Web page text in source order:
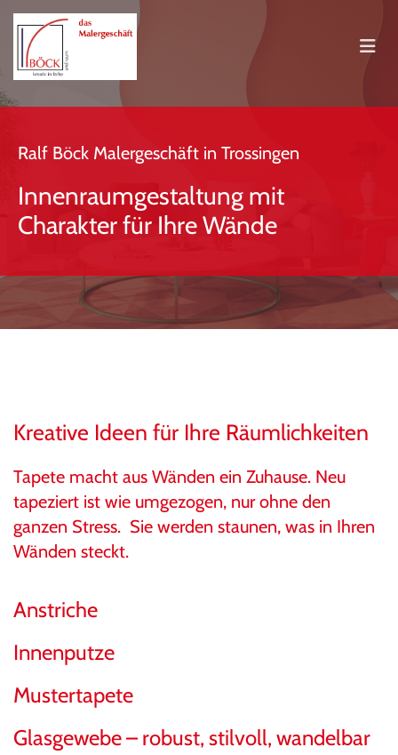
Ralf Böck Malergeschäft in Trossingen
Innenraumgestaltung mit
Charakter für Ihre Wände
Kreative Ideen für Ihre Räumlichkeiten
Tapete macht aus Wänden ein Zuhause. Neu
tapeziert ist wie umgezogen, nur ohne den
ganzen Stress. Sie werden staunen, was in Ihren
Wänden steckt.
Anstriche
Innenputze
Mustertapete
Glasgewebe – robust, stilvoll, wandelbar